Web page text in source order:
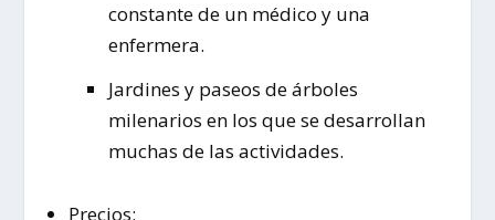
constante de un médico y una
enfermera.
Jardines y paseos de árboles
milenarios en los que se desarrollan
muchas de las actividades.
Precios: